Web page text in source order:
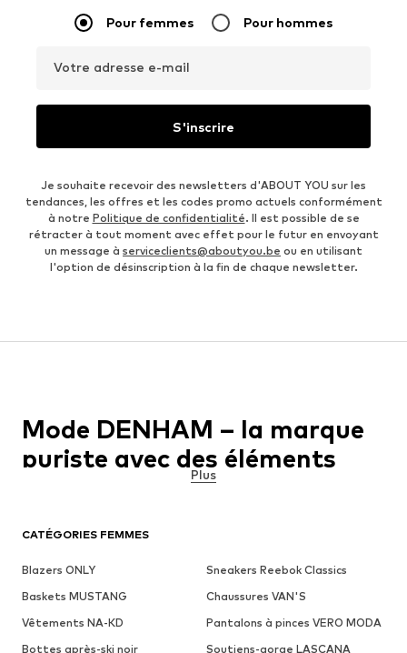
Pour femmes Pour hommes
Votre adresse e-mail
S'inscrire
Je souhaite recevoir des newsletters d'ABOUT YOU sur les
tendances, les offres et les codes promo actuels conformément
à notre Politique de confidentialité. Il est possible de se
rétracter à tout moment avec effet pour le futur en envoyant
un message à serviceclients@aboutyou.be ou en utilisant
l'option de désinscription à la fin de chaque newsletter.
CATÉGORIES FEMMES
Blazers ONLY
Sneakers Reebok Classics
Baskets MUSTANG
Chaussures VAN'S
Vêtements NA-KD
Pantalons à pinces VERO MODA
Bottes après-ski noir
Soutiens-gorge LASCANA
Mode DENHAM – la marque
puriste avec des éléments
Il y a certaines marques dans le monde, qui ont simplement
mérité leur succès - et DENHAM en fait définitivement partie. La
qualité pour hommes et femmes. La marque se focalise
principalement sur la création de pièces décontractées
plus des designs créatifs, les pièces basiques constituent une
Plus